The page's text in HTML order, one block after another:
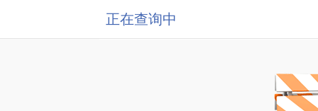
正在查询中